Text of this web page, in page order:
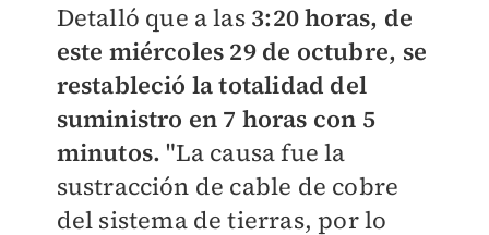
Detalló que a las 3:20 horas, de
este miércoles 29 de octubre, se
restableció la totalidad del
suministro en 7 horas con 5
minutos. "La causa fue la
sustracción de cable de cobre
del sistema de tierras, por lo